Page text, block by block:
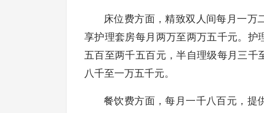
床位费方面，精致双人间每月一万
享护理套房每月两万至两万五千元。护
五百至两千五百元，半自理级每月三
八千至一万五千元。
餐饮费方面，每月一千八百元，提